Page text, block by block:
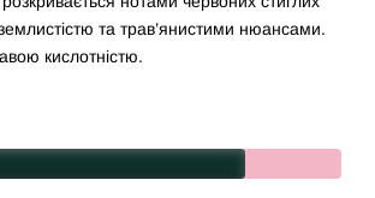
та трав’янистими нюансами.
кислотністю.